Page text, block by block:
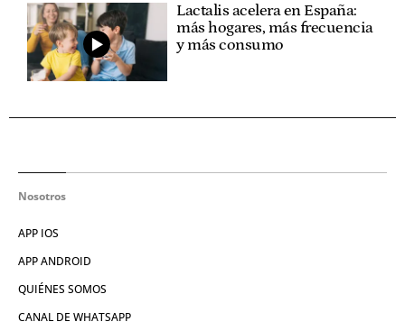
Lactalis acelera en España:
más hogares, más frecuencia
y más consumo
Nosotros
APP IOS
APP ANDROID
QUIÉNES SOMOS
CANAL DE WHATSAPP